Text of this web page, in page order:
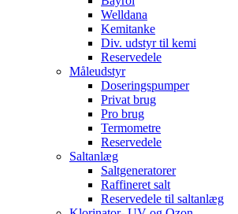
Welldana
Kemitanke
Div. udstyr til kemi
Reservedele
Måleudstyr
Doseringspumper
Privat brug
Pro brug
Termometre
Reservedele
Saltanlæg
Saltgeneratorer
Raffineret salt
Reservedele til saltanlæg